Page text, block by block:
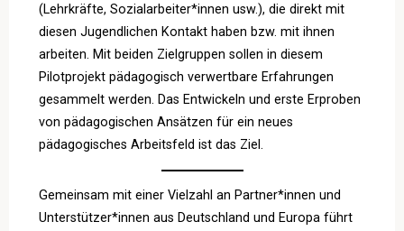
(Lehrkräfte, Sozialarbeiter*innen usw.), die direkt mit
diesen Jugendlichen Kontakt haben bzw. mit ihnen
arbeiten. Mit beiden Zielgruppen sollen in diesem
Pilotprojekt pädagogisch verwertbare Erfahrungen
gesammelt werden. Das Entwickeln und erste Erproben
von pädagogischen Ansätzen für ein neues
pädagogisches Arbeitsfeld ist das Ziel.
Gemeinsam mit einer Vielzahl an Partner*innen und
Unterstützer*innen aus Deutschland und Europa führt